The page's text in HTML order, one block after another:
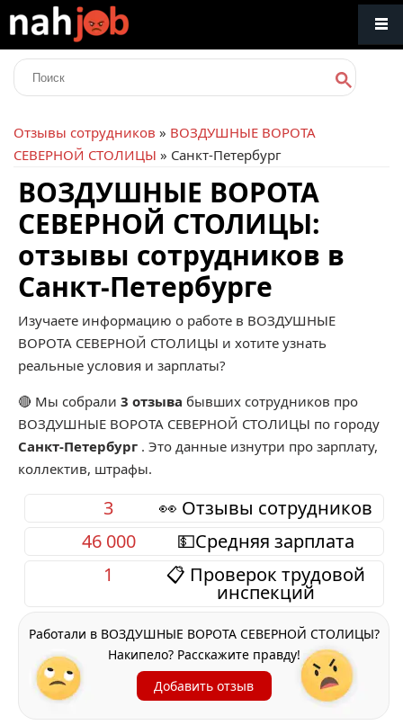
Отзывы сотрудников » ВОЗДУШНЫЕ ВОРОТА
СЕВЕРНОЙ СТОЛИЦЫ » Санкт-Петербург
ВОЗДУШНЫЕ ВОРОТА
СЕВЕРНОЙ СТОЛИЦЫ:
отзывы сотрудников в
Санкт-Петербурге
Изучаете информацию о работе в ВОЗДУШНЫЕ
ВОРОТА СЕВЕРНОЙ СТОЛИЦЫ и хотите узнать
реальные условия и зарплаты?
🔴 Мы собрали 3 отзыва бывших сотрудников про
ВОЗДУШНЫЕ ВОРОТА СЕВЕРНОЙ СТОЛИЦЫ по городу
Санкт-Петербург . Это данные изнутри про зарплату,
коллектив, штрафы.
👀 Отзывы сотрудников
3
💵Средняя зарплата
46 000
📋 Проверок трудовой
инспекций
1
Работали в ВОЗДУШНЫЕ ВОРОТА СЕВЕРНОЙ СТОЛИЦЫ?
Накипело? Расскажите правду!
Добавить отзыв